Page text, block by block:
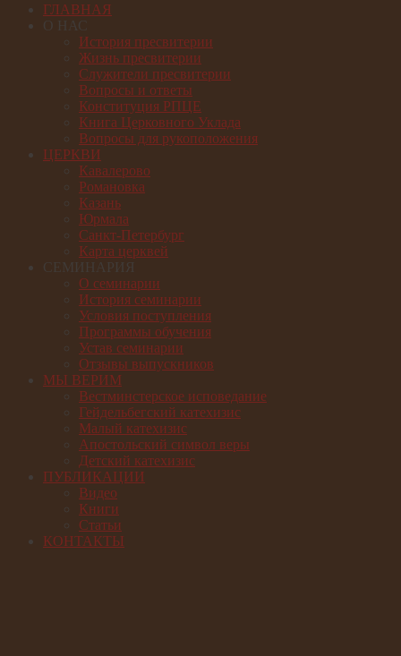
ГЛАВНАЯ
О НАС
История пресвитерии
Жизнь пресвитерии
Служители пресвитерии
Вопросы и ответы
Конституция РПЦЕ
Книга Церковного Уклада
Вопросы для рукоположения
ЦЕРКВИ
Кавалерово
Романовка
Казань
Юрмала
Санкт-Петербург
Карта церквей
СЕМИНАРИЯ
О семинарии
История семинарии
Условия поступления
Программы обучения
Устав семинарии
Отзывы выпускников
МЫ ВЕРИМ
Вестминстерское исповедание
Гейдельбегский катехизис
Малый катехизис
Апостольский символ веры
Детский катехизис
ПУБЛИКАЦИИ
Видео
Книги
Статьи
КОНТАКТЫ